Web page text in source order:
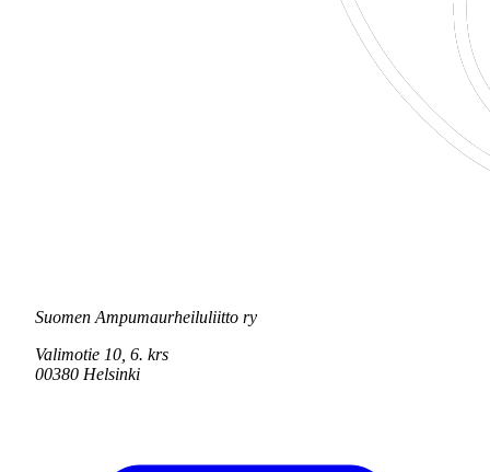
Suomen Ampumaurheiluliitto ry
Valimotie 10, 6. krs
00380 Helsinki